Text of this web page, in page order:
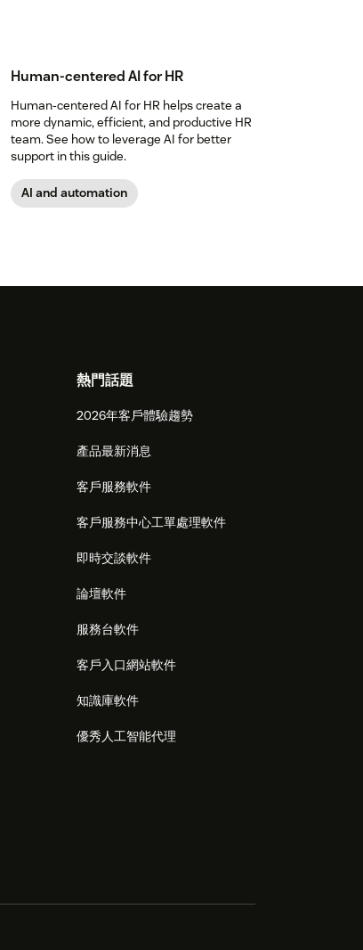
Human-centered AI for HR
Human-centered AI for HR helps create a
more dynamic, efficient, and productive HR
team. See how to leverage AI for better
support in this guide.
AI and automation
熱門話題
2026年客戶體驗趨勢
產品最新消息
客戶服務軟件
客戶服務中心工單處理軟件
即時交談軟件
論壇軟件
服務台軟件
客戶入口網站軟件
知識庫軟件
優秀人工智能代理